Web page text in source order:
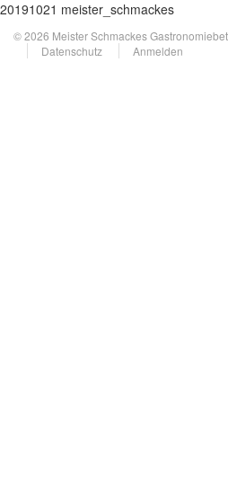
20191021 meister_schmackes
© 2026 Meister Schmackes
Datenschutz
Anmelden